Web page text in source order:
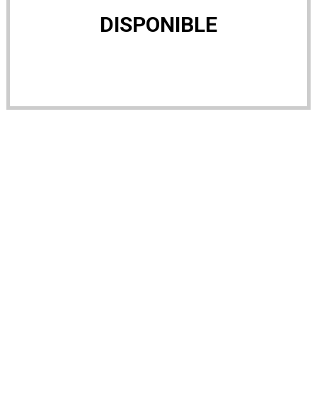
DISPONIBLE